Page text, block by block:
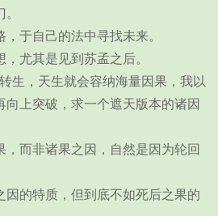
于自己的法中寻找未来。
尤其是见到苏孟之后。
生，天生就会容纳海量因果，我以
上突破，求一个遮天版本的诸因
而非诸果之因，自然是因为轮回
的特质，但到底不如死后之果的